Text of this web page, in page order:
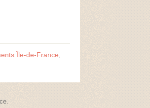
Île-de-France